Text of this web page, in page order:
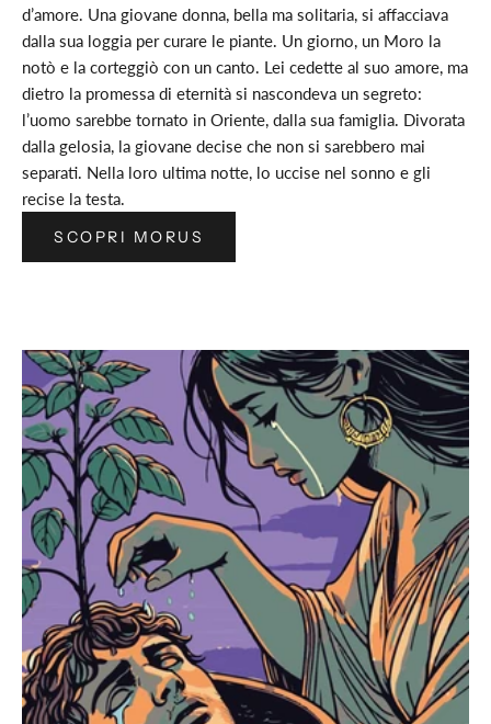
d’amore. Una giovane donna, bella ma solitaria, si affacciava
dalla sua loggia per curare le piante. Un giorno, un Moro la
notò e la corteggiò con un canto. Lei cedette al suo amore, ma
dietro la promessa di eternità si nascondeva un segreto:
l’uomo sarebbe tornato in Oriente, dalla sua famiglia. Divorata
dalla gelosia, la giovane decise che non si sarebbero mai
separati. Nella loro ultima notte, lo uccise nel sonno e gli
recise la testa.
SCOPRI MORUS